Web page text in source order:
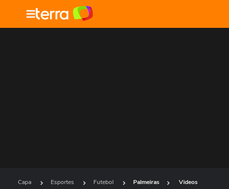
Capa Esportes Futebol Palmeiras Videos